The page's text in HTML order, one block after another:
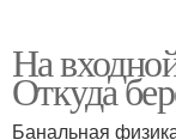
Дверь с
На
Откуда
Банальная